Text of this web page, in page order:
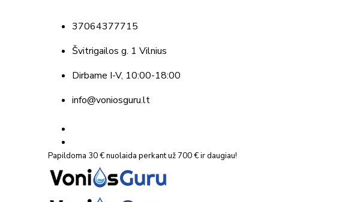
37064377715
Švitrigailos g. 1 Vilnius
Dirbame I-V, 10:00-18:00
info@voniosguru.lt
Papildoma 30 € nuolaida perkant už 700 € ir daugiau!